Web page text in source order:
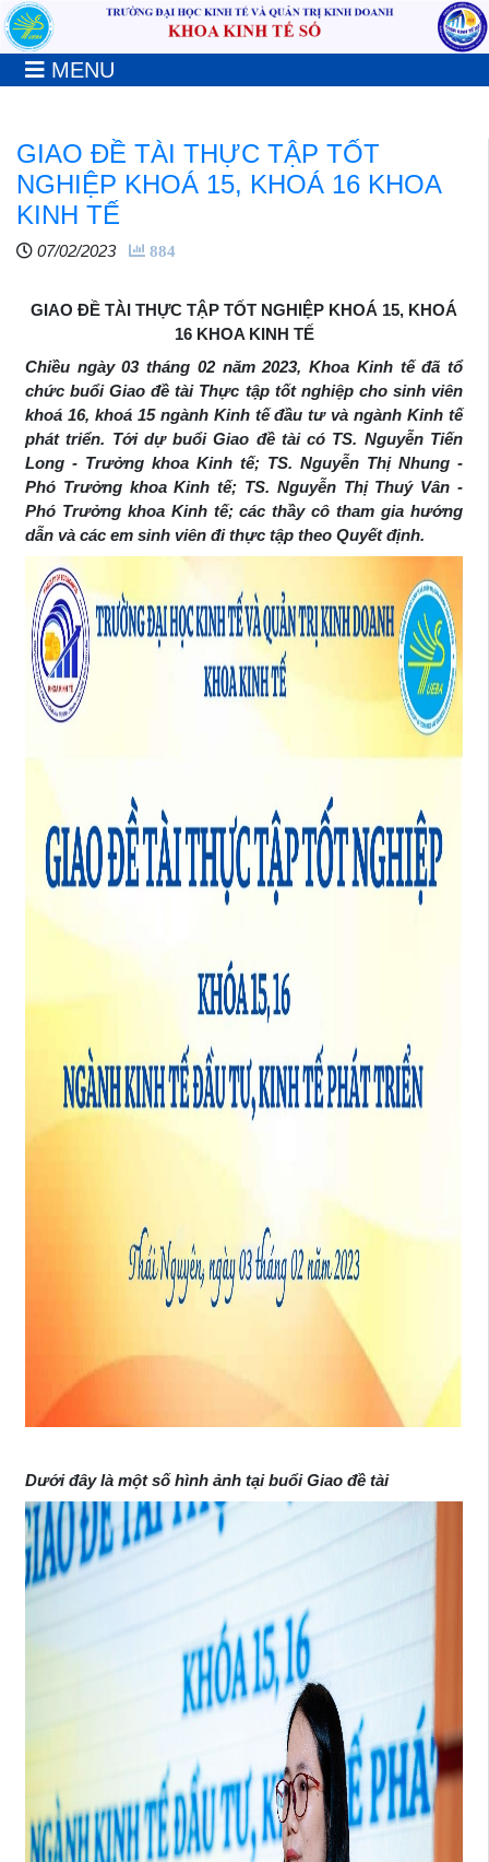
MENU
GIAO ĐỀ TÀI THỰC TẬP TỐT
NGHIỆP KHOÁ 15, KHOÁ 16 KHOA
KINH TẾ
07/02/2023 884
GIAO ĐỀ TÀI THỰC TẬP TỐT NGHIỆP KHOÁ 15, KHOÁ
16 KHOA KINH TẾ
Chiều ngày 03 tháng 02 năm 2023, Khoa Kinh tế đã tổ
chức buổi Giao đề tài Thực tập tốt nghiệp cho sinh viên
khoá 16, khoá 15 ngành Kinh tế đầu tư và ngành Kinh tế
phát triển. Tới dự buổi Giao đề tài có TS. Nguyễn Tiến
Long - Trưởng khoa Kinh tế; TS. Nguyễn Thị Nhung -
Phó Trưởng khoa Kinh tế; TS. Nguyễn Thị Thuý Vân -
Phó Trưởng khoa Kinh tế; các thầy cô tham gia hướng
dẫn và các em sinh viên đi thực tập theo Quyết định.
Dưới đây là một số hình ảnh tại buổi Giao đề tài